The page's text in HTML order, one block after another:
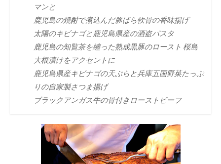
マンと
鹿児島の焼酎で煮込んだ豚ばら軟骨の香味揚げ
太陽のキビナゴと鹿児島県産の酒盗パスタ
鹿児島の知覧茶を纏った熟成黒豚のロースト 桜島
大根漬けをアクセントに
鹿児島県産キビナゴの天ぷらと兵庫五国野菜たっぷ
りの自家製さつま揚げ
ブラックアンガス牛の骨付きローストビーフ